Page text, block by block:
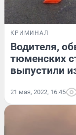
КРИМИНАЛ
Водителя,
тюменских
выпустили
21 мая, 2022, 16:45